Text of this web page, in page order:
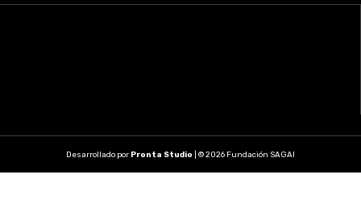
Desarrollado por Pronta Studio | © 2026 Fundación SAGAI